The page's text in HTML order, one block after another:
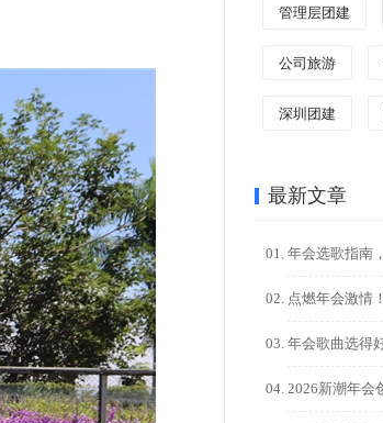
管理层团建
公司旅游
深圳团建
最新文章